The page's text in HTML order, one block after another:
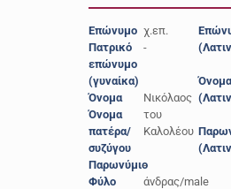
Επώνυμο χ.επ.
Πατρικό
επώνυμο
(γυναίκα)
-
Όνομα
Νικόλαος
Όνομα
πατέρα/
συζύγου
του
Καλολέου
Παρωνύμιο
-
Φύλο
άνδρας/male
Όνομα